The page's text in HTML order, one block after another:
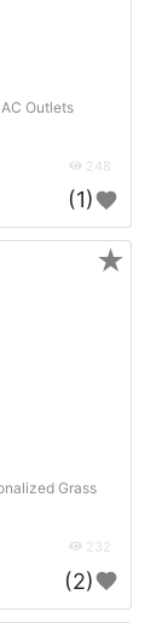
Outlets
248
(1)
Grass
232
(2)
★